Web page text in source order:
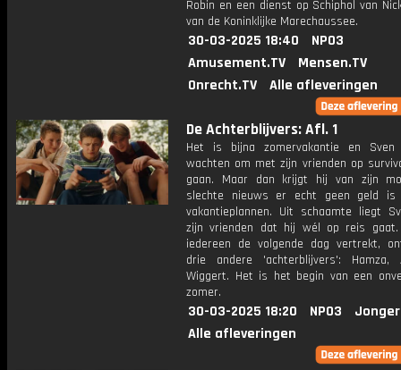
Robin en een dienst op Schiphol van
van de Koninklijke Marechaussee.
30-03-2025 18:40
NPO3
Amusement.TV
Mensen.TV
Onrecht.TV
Alle afleveringen
De Achterblijvers: Afl. 1
Het is bijna zomervakantie en
wachten om met zijn vrienden op
gaan. Maar dan krijgt hij van zijn
slechte nieuws er echt geen geld is
vakantieplannen. Uit schaamte liegt
zijn vrienden dat hij wél op reis gaat.
iedereen de volgende dag vertrekt,
drie andere 'achterblijvers': Hamza,
Wiggert. Het is het begin van een
zomer.
30-03-2025 18:20 NPO3
Alle afleveringen